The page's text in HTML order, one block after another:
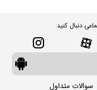
دنبال کنید
سوالات متداول